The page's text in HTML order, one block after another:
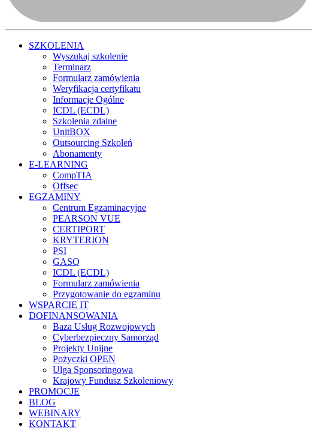
SZKOLENIA
Wyszukaj szkolenie
Terminarz
Formularz zamówienia
Weryfikacja certyfikatu
Informacje Ogólne
ICDL (ECDL)
Szkolenia zdalne
UnitBOX
Outsourcing Szkoleń
Abonamenty
E-LEARNING
CompTIA
Offsec
EGZAMINY
Centrum Egzaminacyjne
PEARSON VUE
CERTIPORT
KRYTERION
PSI
GASQ
ICDL (ECDL)
Formularz zamówienia
Przygotowanie do egzaminu
WSPARCIE IT
DOFINANSOWANIA
Baza Usług Rozwojowych
Cyberbezpieczny Samorząd
Projekty Unijne
Pożyczki OPEN
Ulga Sponsoringowa
Krajowy Fundusz Szkoleniowy
PROMOCJE
BLOG
WEBINARY
KONTAKT